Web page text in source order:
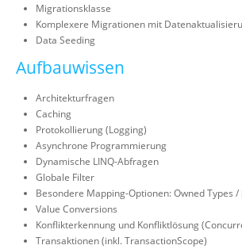
Migrationsklasse
Komplexere Migrationen mit
Data Seeding
Aufbauwissen
Architekturfragen
Caching
Protokollierung (Logging)
Asynchrone Programmierung
Dynamische LINQ-Abfragen
Globale Filter
Besondere Mapping-Optionen: Owned Types /
Value Conversions
Konflikterkennung und Konfliktlösung
Transaktionen (inkl. TransactionScope)